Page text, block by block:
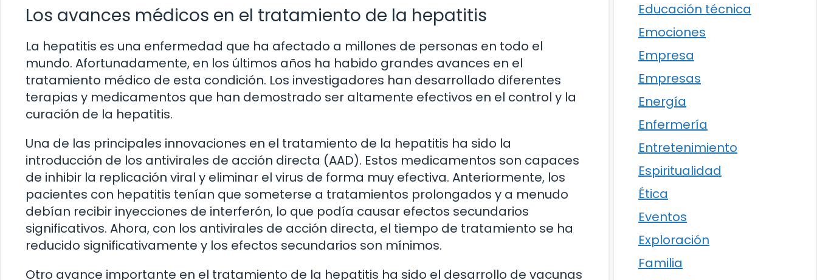
Los avances médicos en el tratamiento de la hepatitis
La hepatitis es una enfermedad que ha afectado a millones de personas en todo el
mundo. Afortunadamente, en los últimos años ha habido grandes avances en el
tratamiento médico de esta condición. Los investigadores han desarrollado diferentes
terapias y medicamentos que han demostrado ser altamente efectivos en el control y la
curación de la hepatitis.
Una de las principales innovaciones en el tratamiento de la hepatitis ha sido la
introducción de los antivirales de acción directa (AAD). Estos medicamentos son capaces
de inhibir la replicación viral y eliminar el virus de forma muy efectiva. Anteriormente, los
pacientes con hepatitis tenían que someterse a tratamientos prolongados y a menudo
debían recibir inyecciones de interferón, lo que podía causar efectos secundarios
significativos. Ahora, con los antivirales de acción directa, el tiempo de tratamiento se ha
reducido significativamente y los efectos secundarios son mínimos.
Otro avance importante en el tratamiento de la hepatitis ha sido el desarrollo de vacunas
Educación técnica
Emociones
Empresa
Empresas
Energía
Enfermería
Entretenimiento
Espiritualidad
Ética
Eventos
Exploración
Familia